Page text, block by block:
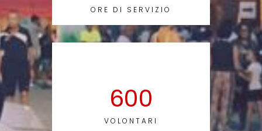
ORE DI SERVIZIO
600
VOLONTARI